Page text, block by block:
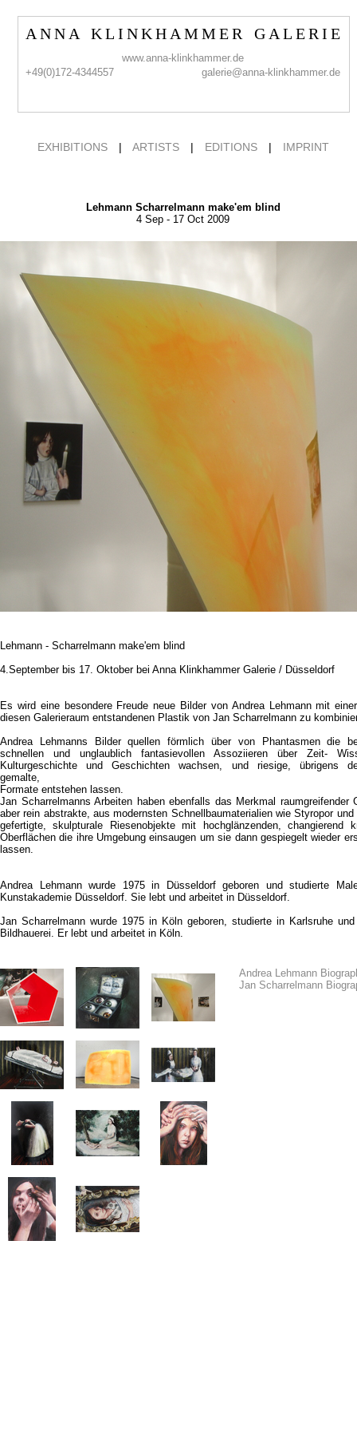
A N N A K L I N K H A M M E R G A L E R I E
www.anna-klinkhammer.de
+49(0)172-4344557
galerie@anna-klinkhammer.de
EXHIBITIONS | ARTISTS | EDITIONS | IMPRINT
Lehmann Scharrelmann make'em blind
4 Sep - 17 Oct 2009
Lehmann - Scharrelmann make'em blind
4.September bis 17. Oktober bei Anna Klinkhammer Galerie / Düsseldorf
Es wird eine besondere Freude neue Bilder von Andrea Lehmann mit
diesen Galerieraum entstandenen Plastik von Jan Scharrelmann zu
Andrea Lehmanns Bilder quellen förmlich über von Phantasmen die
schnellen und unglaublich fantasievollen Assoziieren über Zeit-
Kulturgeschichte und Geschichten wachsen, und riesige, übrigens
gemalte,
Formate entstehen lassen.
Jan Scharrelmanns Arbeiten haben ebenfalls das Merkmal raumgreifender
aber rein abstrakte, aus modernsten Schnellbaumaterialien wie Styropor und
gefertigte, skulpturale Riesenobjekte mit hochglänzenden, changierend
Oberflächen die ihre Umgebung einsaugen um sie dann gespiegelt wieder
lassen.
Andrea Lehmann wurde 1975 in Düsseldorf geboren und studierte
Kunstakademie Düsseldorf. Sie lebt und arbeitet in Düsseldorf.
Jan Scharrelmann wurde 1975 in Köln geboren, studierte in Karlsruhe
Bildhauerei. Er lebt und arbeitet in Köln.
Andrea Lehmann
Jan Scharrelmann